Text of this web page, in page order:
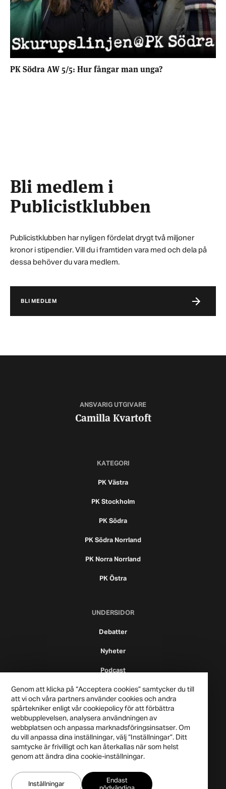
PK Södra AW 5/5: Hur fångar man unga?
Bli medlem i
Publicistklubben
Publicistklubben har nyligen fördelat drygt två miljoner
kronor i stipendier. Vill du i framtiden vara med och dela på
dessa behöver du vara medlem.
BLI MEDLEM
ANSVARIG UTGIVARE
Camilla Kvartoft
KATEGORI
PK Västra
PK Stockholm
PK Södra
PK Södra Norrland
PK Norra Norrland
PK Östra
UNDERSIDOR
Debatter
Nyheter
Podcast
Integritetspolicy
Genom att klicka på “Acceptera cookies” samtycker du till
att vi och våra partners använder cookies och andra
spårtekniker enligt vår cookiepolicy för att förbättra
webbupplevelsen, analysera användningen av
webbplatsen och anpassa marknadsföringsinsatser. Om
du vill anpassa dina inställningar, välj “Inställningar”. Ditt
samtycke är frivilligt och kan återkallas när som helst
genom att ändra dina cookie-inställningar.
Inställningar
Endast